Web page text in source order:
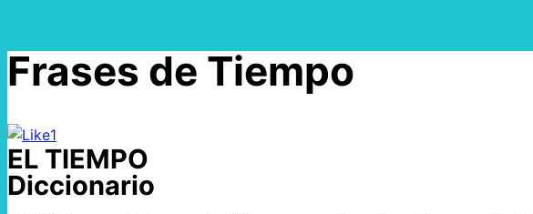
Frases de Tiempo
1
EL TIEMPO
Diccionario